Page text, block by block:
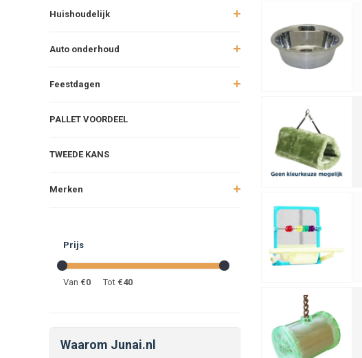
Huishoudelijk
Auto onderhoud
Feestdagen
PALLET VOORDEEL
TWEEDE KANS
Merken
Prijs
Van €0 Tot €40
Waarom Junai.nl